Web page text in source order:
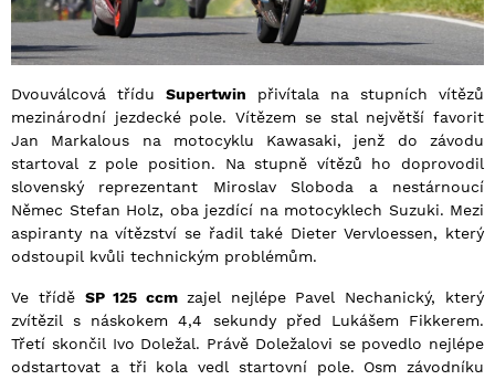
Dvouválcová třídu Supertwin přivítala na stupních vítězů
mezinárodní jezdecké pole. Vítězem se stal největší favorit
Jan Markalous na motocyklu Kawasaki, jenž do závodu
startoval z pole position. Na stupně vítězů ho doprovodil
slovenský reprezentant Miroslav Sloboda a nestárnoucí
Němec Stefan Holz, oba jezdící na motocyklech Suzuki. Mezi
aspiranty na vítězství se řadil také Dieter Vervloessen, který
odstoupil kvůli technickým problémům.
Ve třídě SP 125 ccm zajel nejlépe Pavel Nechanický, který
zvítězil s náskokem 4,4 sekundy před Lukášem Fikkerem.
Třetí skončil Ivo Doležal. Právě Doležalovi se povedlo nejlépe
odstartovat a tři kola vedl startovní pole. Osm závodníku